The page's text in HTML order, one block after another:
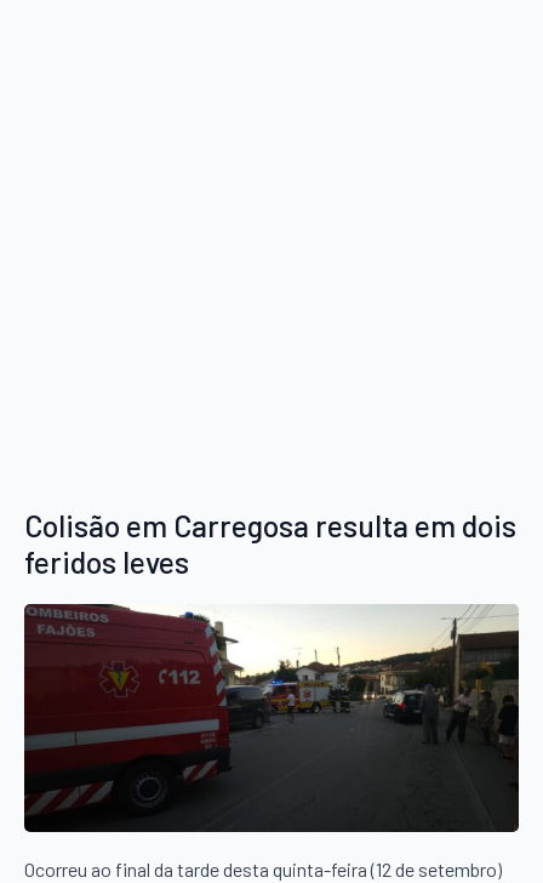
Colisão em Carregosa resulta em dois
feridos leves
Ocorreu ao final da tarde desta quinta-feira (12 de setembro)